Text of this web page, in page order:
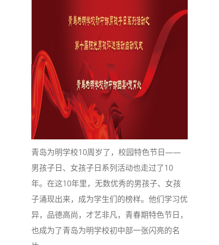
青岛为明学校10周岁了，校园特色节日——
男孩子日、女孩子日系列活动也走过了10
年。在这10年里，无数优秀的男孩子、女孩
子涌现出来，成为学生们的榜样。他们学习优
异，品德高尚，才艺非凡，青春期特色节日，
也成为了青岛为明学校初中部一张闪亮的名